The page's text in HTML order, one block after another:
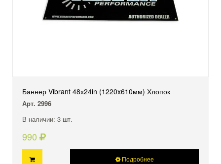
Баннер Vibrant 48х24in (1220x610мм) Хлопок
Арт. 2996
В наличии: 3 шт.
990
Подробнее